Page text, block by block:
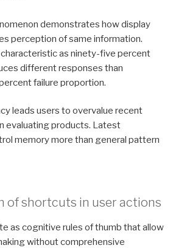
demonstrates how display
perception of same information.
as ninety-five percent
different responses than
failure proportion.
leads users to overvalue recent
evaluating products. Latest
memory more than general pattern
of shortcuts in user actions
as cognitive rules of thumb that allow
without comprehensive